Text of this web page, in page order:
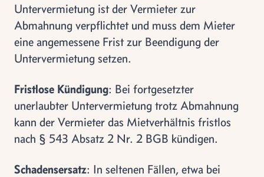
Untervermietung ist der Vermieter zur
Abmahnung verpflichtet und muss dem Mieter
eine angemessene Frist zur Beendigung der
Untervermietung setzen.
Fristlose Kündigung: Bei fortgesetzter
unerlaubter Untervermietung trotz Abmahnung
kann der Vermieter das Mietverhältnis fristlos
nach § 543 Absatz 2 Nr. 2 BGB kündigen.
Schadensersatz: In seltenen Fällen, etwa bei